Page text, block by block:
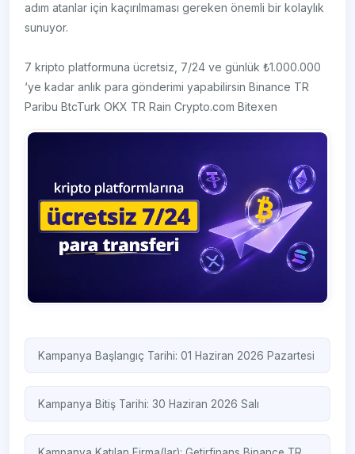
adım atanlar için kaçırılmaması gereken önemli bir kolaylık
sunuyor.
7 kripto platformuna ücretsiz, 7/24 ve günlük ₺1.000.000
‘ye kadar anlık para gönderimi yapabilirsin Binance TR
Paribu BtcTurk OKX TR Rain Crypto.com Bitexen
Kampanya Başlangıç Tarihi: 01 Haziran 2026 Pazartesi
Kampanya Bitiş Tarihi: 30 Haziran 2026 Salı